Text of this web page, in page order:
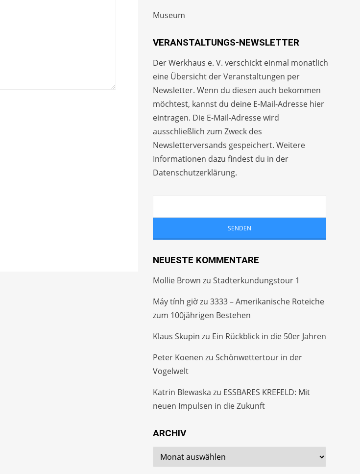
Museum
VERANSTALTUNGS-NEWSLETTER
Der Werkhaus e. V. verschickt einmal monatlich
eine Übersicht der Veranstaltungen per
Newsletter. Wenn du diesen auch bekommen
möchtest, kannst du deine E-Mail-Adresse hier
eintragen. Die E-Mail-Adresse wird
ausschließlich zum Zweck des
Newsletterversands gespeichert. Weitere
Informationen dazu findest du in der
Datenschutzerklärung.
NEUESTE KOMMENTARE
Mollie Brown zuStadterkundungstour 1
Máy tính giờzu3333 – Amerikanische Roteiche
zum 100jährigen Bestehen
Klaus Skupin zu Ein Rückblick in die 50er Jahren
Peter Koenen zuSchönwettertour in der
Vogelwelt
Katrin Blewaska zu ESSBARES KREFELD: Mit
neuen Impulsen in die Zukunft
ARCHIV
Archiv